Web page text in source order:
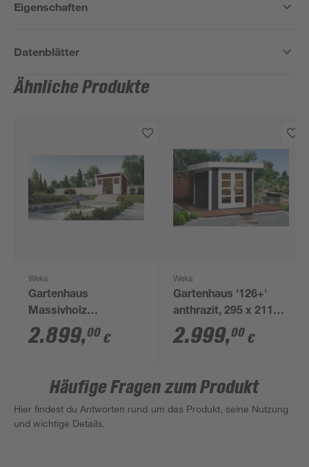
Eigenschaften
Datenblätter
Ähnliche Produkte
Weka
Gartenhaus
Massivholz
schwedenrot 295 x
213 cm
2.899,00 €
Weka
Gartenhaus '126+'
anthrazit, 295 x 211
cm
2.999,00 €
Häufige Fragen zum Produkt
Hier findest du Antworten rund um das Produkt, seine Nutzung
und wichtige Details.